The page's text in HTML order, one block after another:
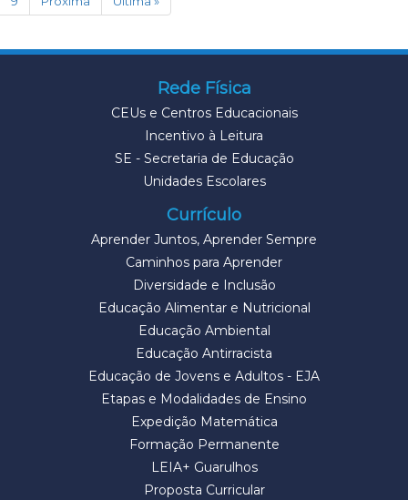
Rede Física
CEUs e Centros Educacionais
Incentivo à Leitura
SE - Secretaria de Educação
Unidades Escolares
Currículo
Aprender Juntos, Aprender Sempre
Caminhos para Aprender
Diversidade e Inclusão
Educação Alimentar e Nutricional
Educação Ambiental
Educação Antirracista
Educação de Jovens e Adultos - EJA
Etapas e Modalidades de Ensino
Expedição Matemática
Formação Permanente
LEIA+ Guarulhos
Proposta Curricular